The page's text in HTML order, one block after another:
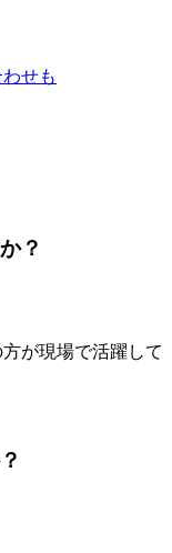
？
が現場で活躍して